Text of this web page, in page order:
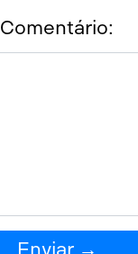
Comentário:
Enviar →